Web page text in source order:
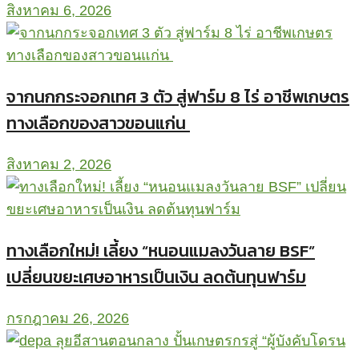
สิงหาคม 6, 2026
จากนกกระจอกเทศ 3 ตัว สู่ฟาร์ม 8 ไร่ อาชีพเกษตร
ทางเลือกของสาวขอนแก่น
สิงหาคม 2, 2026
ทางเลือกใหม่! เลี้ยง “หนอนแมลงวันลาย BSF”
เปลี่ยนขยะเศษอาหารเป็นเงิน ลดต้นทุนฟาร์ม
กรกฎาคม 26, 2026